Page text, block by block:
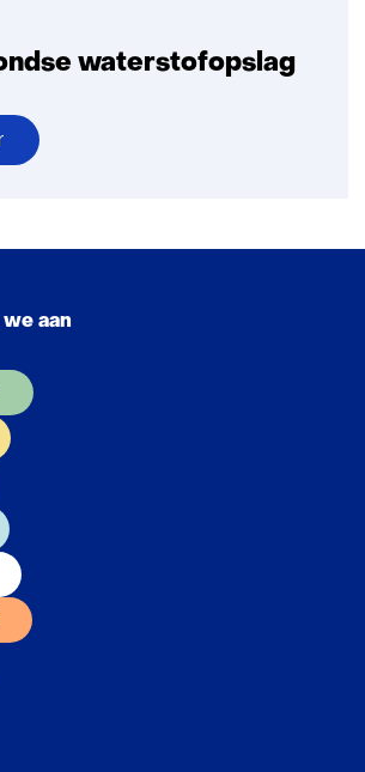
waterstofopslag
aan